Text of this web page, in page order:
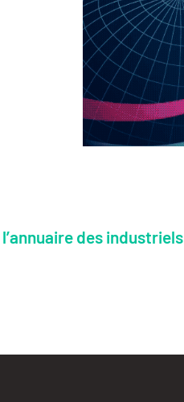
des industriels